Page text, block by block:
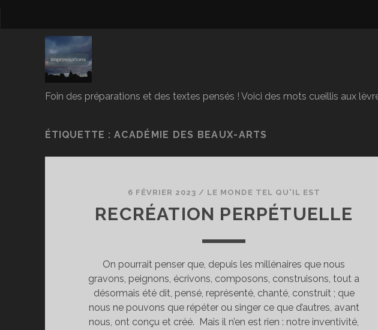
Foin des préparations et des textes pensés ! Voici des mots cueillis aux
ÉTIQUETTE :ACADÉMIE DES BEAUX-ARTS
6 FÉVRIER 2023 / LE MONDE TEL QU'IL EST
RECRÉATION PERPÉTUELLE
On pourrait penser que, depuis les millénaires que nous
gravons, peignons, écrivons, composons, construisons, tout a
désormais été dit, pensé, représenté, chanté, construit ; que
nous ne pouvons que répéter ou singer ce que d’autres, avant
nous, ont conçu et créé. Mais il n’en est rien : notre inventivité,